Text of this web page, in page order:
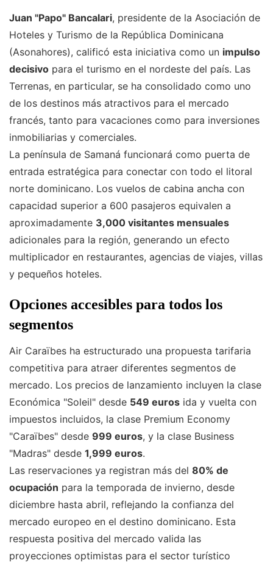
Juan "Papo" Bancalari, presidente de la Asociación de
Hoteles y Turismo de la República Dominicana
(Asonahores), calificó esta iniciativa como un impulso
decisivo para el turismo en el nordeste del país. Las
Terrenas, en particular, se ha consolidado como uno
de los destinos más atractivos para el mercado
francés, tanto para vacaciones como para inversiones
inmobiliarias y comerciales.
La península de Samaná funcionará como puerta de
entrada estratégica para conectar con todo el litoral
norte dominicano. Los vuelos de cabina ancha con
capacidad superior a 600 pasajeros equivalen a
aproximadamente 3,000 visitantes mensuales
adicionales para la región, generando un efecto
multiplicador en restaurantes, agencias de viajes, villas
y pequeños hoteles.
Opciones accesibles para todos los
segmentos
Air Caraïbes ha estructurado una propuesta tarifaria
competitiva para atraer diferentes segmentos de
mercado. Los precios de lanzamiento incluyen la clase
Económica "Soleil" desde 549 euros ida y vuelta con
impuestos incluidos, la clase Premium Economy
"Caraïbes" desde 999 euros, y la clase Business
"Madras" desde 1,999 euros.
Las reservaciones ya registran más del 80% de
ocupación para la temporada de invierno, desde
diciembre hasta abril, reflejando la confianza del
mercado europeo en el destino dominicano. Esta
respuesta positiva del mercado valida las
proyecciones optimistas para el sector turístico